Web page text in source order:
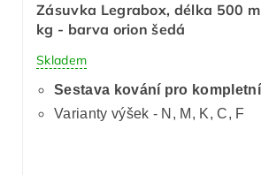
Zásuvka Legrabox, délka 500
kg - barva orion šedá
Skladem
Sestava kování pro
Varianty výšek - N, M, K, C, F